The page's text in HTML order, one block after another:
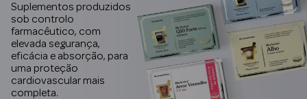
Beauty Season
Cabelo
Profissional
Beauty Season
Cosmética
Suplementos produzidos
sob controlo
farmacêutico, com
elevada segurança,
eficácia e absorção, para
uma proteção
cardiovascular mais
completa.